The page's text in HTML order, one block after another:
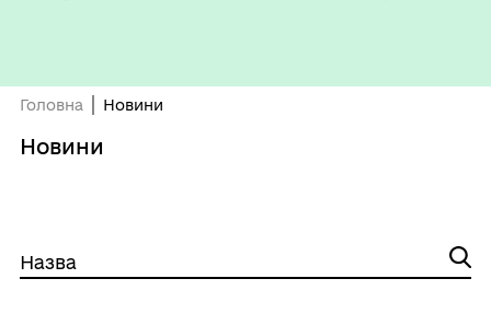
Головна Новини
Новини
Назва